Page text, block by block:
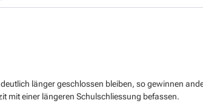
länger geschlossen bleiben, so gewinnen
mit einer längeren Schulschliessung befassen.